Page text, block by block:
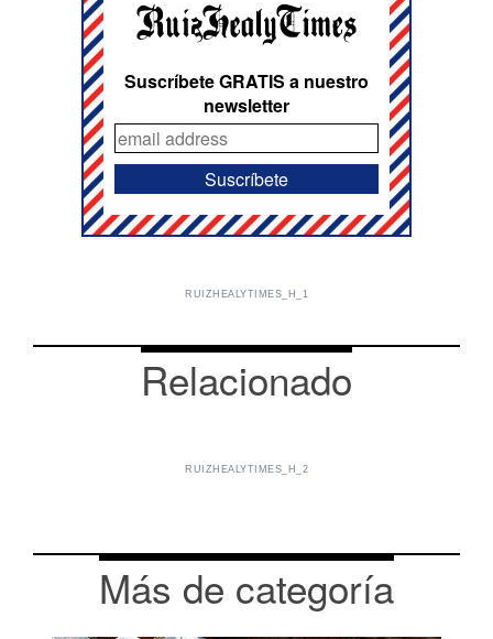
Suscríbete GRATIS a nuestro
newsletter
RUIZHEALYTIMES_H_1
Relacionado
RUIZHEALYTIMES_H_2
Más de categoría